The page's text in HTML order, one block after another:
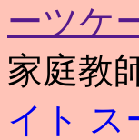
ーツケ
家庭教
イト